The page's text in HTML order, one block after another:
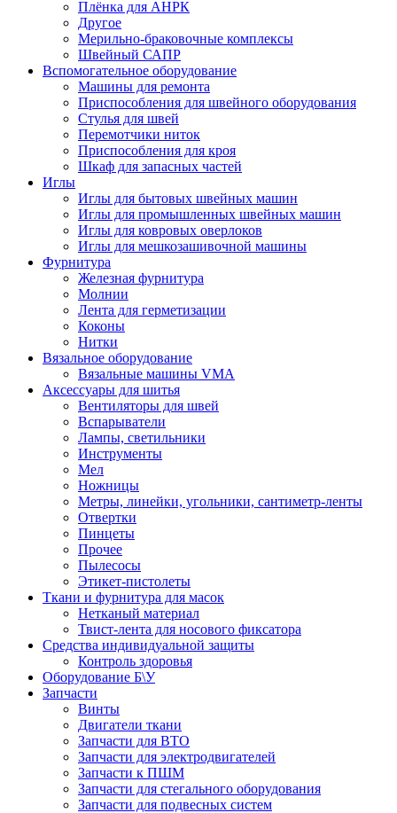
Плёнка для АНРК
Другое
Мерильно-браковочные комплексы
Швейный САПР
Вспомогательное оборудование
Машины для ремонта
Приспособления для швейного оборудования
Стулья для швей
Перемотчики ниток
Приспособления для кроя
Шкаф для запасных частей
Иглы
Иглы для бытовых швейных машин
Иглы для промышленных швейных машин
Иглы для ковровых оверлоков
Иглы для мешкозашивочной машины
Фурнитура
Железная фурнитура
Молнии
Лента для герметизации
Коконы
Нитки
Вязальное оборудование
Вязальные машины VMA
Аксессуары для шитья
Вентиляторы для швей
Вспарыватели
Лампы, светильники
Инструменты
Мел
Ножницы
Метры, линейки, угольники, сантиметр-ленты
Отвертки
Пинцеты
Прочее
Пылесосы
Этикет-пистолеты
Ткани и фурнитура для масок
Нетканый материал
Твист-лента для носового фиксатора
Средства индивидуальной защиты
Контроль здоровья
Оборудование Б\У
Запчасти
Винты
Двигатели ткани
Запчасти для ВТО
Запчасти для электродвигателей
Запчасти к ПШМ
Запчасти для стегального оборудования
Запчасти для подвесных систем